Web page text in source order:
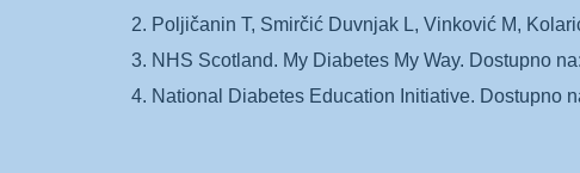
Poljičanin T, Smirčić Duvnjak L, Vinković M,
NHS Scotland. My Diabetes My Way. Dostupno
National Diabetes Education Initiative. Dostupno